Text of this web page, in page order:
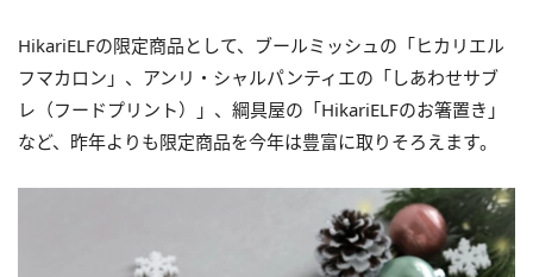
HikariELFの限定商品として、ブールミッシュの「ヒカリエル
フマカロン」、アンリ・シャルパンティエの「しあわせサブ
レ（フードプリント）」、綱具屋の「HikariELFのお箸置き」
など、昨年よりも限定商品を今年は豊富に取りそろえます。